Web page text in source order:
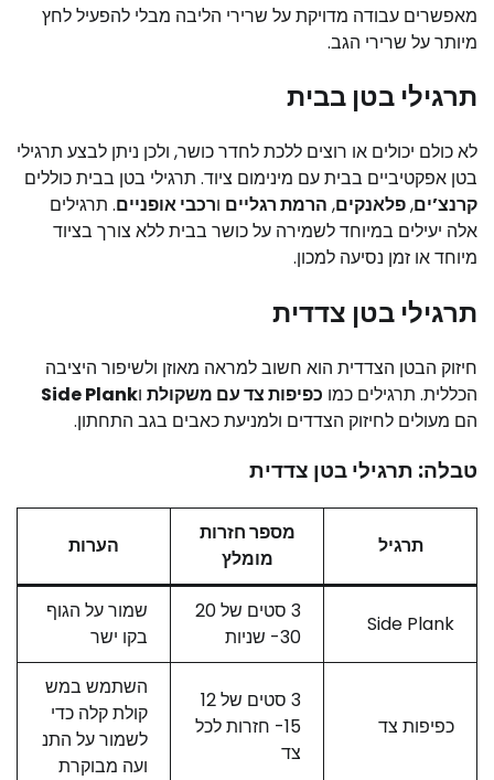
מאפשרים עבודה מדויקת על שרירי הליבה מבלי להפעיל לחץ
מיותר על שרירי הגב.
תרגילי בטן בבית
לא כולם יכולים או רוצים ללכת לחדר כושר, ולכן ניתן לבצע תרגילי
בטן אפקטיביים בבית עם מינימום ציוד. תרגילי בטן בבית כוללים
קרנצ’ים,פלאנקים, הרמת רגליים ורכבי אופניים. תרגילים
אלה יעילים במיוחד לשמירה על כושר בבית ללא צורך בציוד
מיוחד או זמן נסיעה למכון.
תרגילי בטן צדדית
חיזוק הבטן הצדדית הוא חשוב למראה מאוזן ולשיפור היציבה
הכללית. תרגילים כמו כפיפות צד עם משקולת וSide Plank
הם מעולים לחיזוק הצדדים ולמניעת כאבים בגב התחתון.
טבלה: תרגילי בטן צדדית
תרגיל
מספר חזרות
מומלץ
הערות
Side Plank
3 סטים של 20
-30 שניות
שמור על הגוף
בקו ישר
כפיפות צד
3 סטים של 12
-15 חזרות לכל
צד
השתמש במש
קולת קלה כדי
לשמור על התנ
ועה מבוקרת